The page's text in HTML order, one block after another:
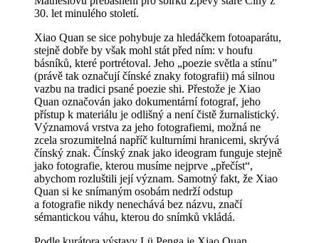
30. let minulého století.
Xiao Quan se sice pohybuje za hledáčkem fotoaparátu,
stejně dobře by však mohl stát před ním: v houfu
básníků, které portrétoval. Jeho „poezie světla a stínu”
(právě tak označují čínské znaky fotografii) má silnou
vazbu na tradici psané poezie shi. Přestože je Xiao
Quan označován jako dokumentární fotograf, jeho
přístup k materiálu je odlišný a není čistě žurnalistický.
Významová vrstva za jeho fotografiemi, možná ne
zcela srozumitelná napříč kulturními hranicemi, skrývá
čínský znak. Čínský znak jako ideogram funguje stejně
jako fotografie, kterou musíme nejprve „přečíst“,
abychom rozluštili její význam. Samotný fakt, že Xiao
Quan si ke snímaným osobám nedrží odstup
a fotografie nikdy nenechává bez názvu, značí
sémantickou váhu, kterou do snímků vkládá.